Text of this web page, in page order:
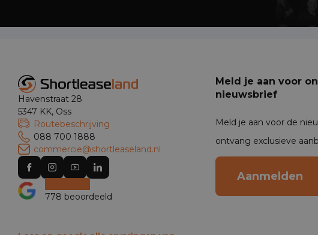
Havenstraat 28
5347 KK, Oss
Routebeschrijving
088 700 1888
commercie@shortleaseland.nl
778 beoordeeld
Meld je aan voor
nieuwsbrief
Meld je aan voor de
ontvang exclusieve
Aanmelden